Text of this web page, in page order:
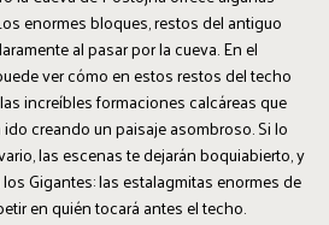
enormes bloques, restos del antiguo
al pasar por la cueva. En el
ver cómo en estos restos del techo
increíbles formaciones calcáreas que
creando un paisaje asombroso. Si lo
las escenas te dejarán boquiabierto, y
Gigantes: las estalagmitas enormes de
en quién tocará antes el techo.